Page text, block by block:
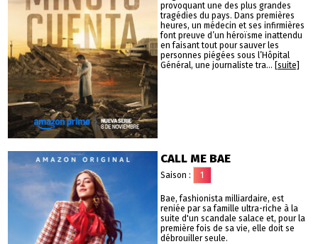
provoquant une des plus grandes
tragédies du pays. Dans premières
heures, un médecin et ses infirmières
font preuve d’un héroïsme inattendu
en faisant tout pour sauver les
personnes piégées sous l’Hôpital
Général, une journaliste tra... [suite]
CALL ME BAE
Saison : 1
Bae, fashionista milliardaire, est
reniée par sa famille ultra-riche à la
suite d'un scandale salace et, pour la
première fois de sa vie, elle doit se
débrouiller seule.